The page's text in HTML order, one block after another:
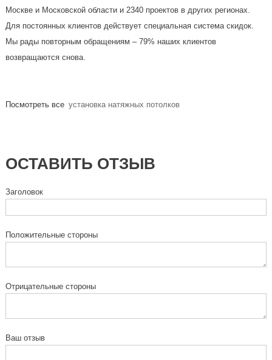
Москве и Московской области и 2340 проектов в других регионах.
Для постоянных клиентов действует специальная система скидок.
Мы рады повторным обращениям – 79% наших клиентов
возвращаются снова.
Посмотреть все установка натяжных потолков
ОСТАВИТЬ ОТЗЫВ
Заголовок
Положительные стороны
Отрицательные стороны
Ваш отзыв